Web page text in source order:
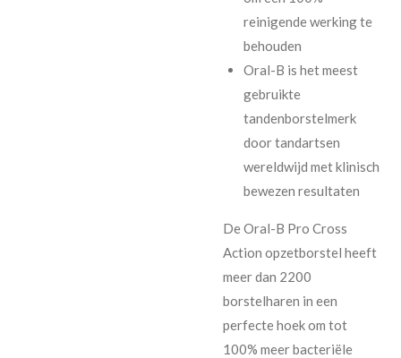
reinigende werking te
behouden
Oral-B is het meest
gebruikte
tandenborstelmerk
door tandartsen
wereldwijd met klinisch
bewezen resultaten
De Oral-B Pro Cross
Action opzetborstel heeft
meer dan 2200
borstelharen in een
perfecte hoek om tot
100% meer bacteriële